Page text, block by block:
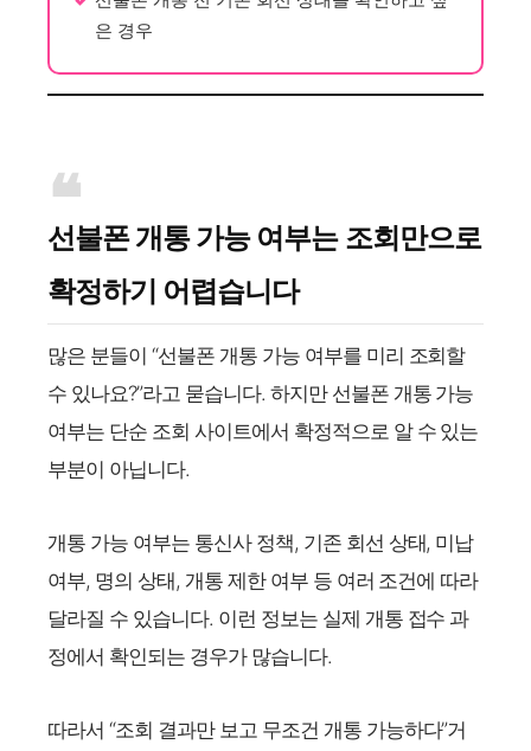
은 경우
선불폰 개통 가능 여부는 조회만으로
확정하기 어렵습니다
많은 분들이 “선불폰 개통 가능 여부를 미리 조회할
수 있나요?”라고 묻습니다. 하지만 선불폰 개통 가능
여부는 단순 조회 사이트에서 확정적으로 알 수 있는
부분이 아닙니다.
개통 가능 여부는 통신사 정책, 기존 회선 상태, 미납
여부, 명의 상태, 개통 제한 여부 등 여러 조건에 따라
달라질 수 있습니다. 이런 정보는 실제 개통 접수 과
정에서 확인되는 경우가 많습니다.
따라서 “조회 결과만 보고 무조건 개통 가능하다”거